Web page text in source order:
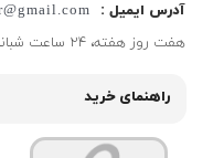
آدرس ایمیل :
هفت روز هفته، ۲۴ ساعت شبانه‌روز پاسخگوی شما هستیم.
راهنمای خرید